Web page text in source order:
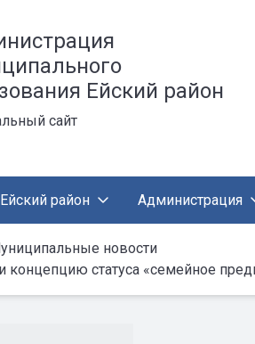
Ейский район
сайт
Ейский район Администрация
новости
концепцию статуса «семейное